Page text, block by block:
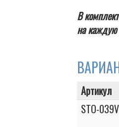
В
на каждую
Артикул
STO-